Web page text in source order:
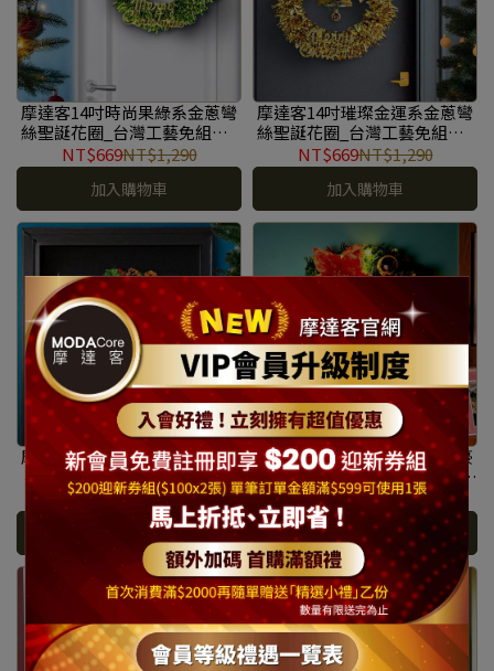
摩達客14吋時尚果綠系金蔥彎
絲聖誕花圈_台灣工藝免組裝_
本島免運費 #YS-GW2501025
NT$669NT$1,290
加入購物車
摩達客14吋璀璨金運系金蔥彎
絲聖誕花圈_台灣工藝免組裝_
本島免運費 #YS-GW2501024
NT$669NT$1,290
加入購物車
摩達客14吋豪華綠色裝飾聖誕
花圈_豐盛紅金系+3米鈴鐺松
果燈串-暖白光_USB控制器_本
島免運費 #YS-GW2501023
NT$1,399NT$2,590
加入購物車
摩達客14吋浪漫朵朵聖誕花豪
華綠色聖誕花圈福臨圈_珊瑚紅
金系+20燈LED暖白光燈串_本
島免運費 #YS-GW2501022
NT$1,159NT$2,250
加入購物車